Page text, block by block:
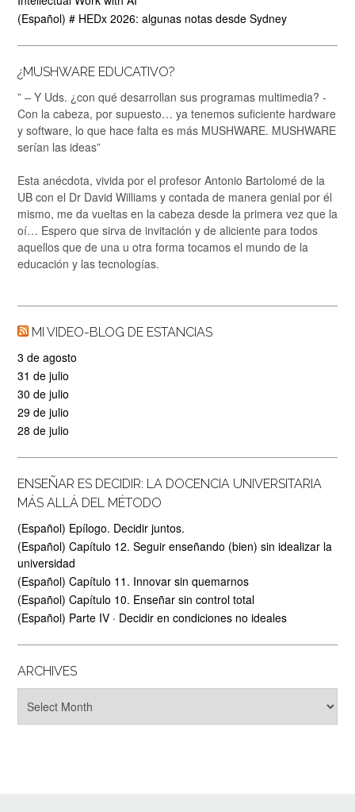
(Español) # HEDx 2026: algunas notas desde Sydney
¿MUSHWARE EDUCATIVO?
” – Y Uds. ¿con qué desarrollan sus programas multimedia? -
Con la cabeza, por supuesto… ya tenemos suficiente hardware
y software, lo que hace falta es más MUSHWARE. MUSHWARE
serían las ideas”
Esta anécdota, vivida por el profesor Antonio Bartolomé de la
UB con el Dr David Williams y contada de manera genial por él
mismo, me da vueltas en la cabeza desde la primera vez que la
oí… Espero que sirva de invitación y de aliciente para todos
aquellos que de una u otra forma tocamos el mundo de la
educación y las tecnologías.
MI VIDEO-BLOG DE ESTANCIAS
3 de agosto
31 de julio
30 de julio
29 de julio
28 de julio
ENSEÑAR ES DECIDIR: LA DOCENCIA UNIVERSITARIA
MÁS ALLÁ DEL MÉTODO
(Español) Epílogo. Decidir juntos.
(Español) Capítulo 12. Seguir enseñando (bien) sin idealizar la
universidad
(Español) Capítulo 11. Innovar sin quemarnos
(Español) Capítulo 10. Enseñar sin control total
(Español) Parte IV · Decidir en condiciones no ideales
ARCHIVES